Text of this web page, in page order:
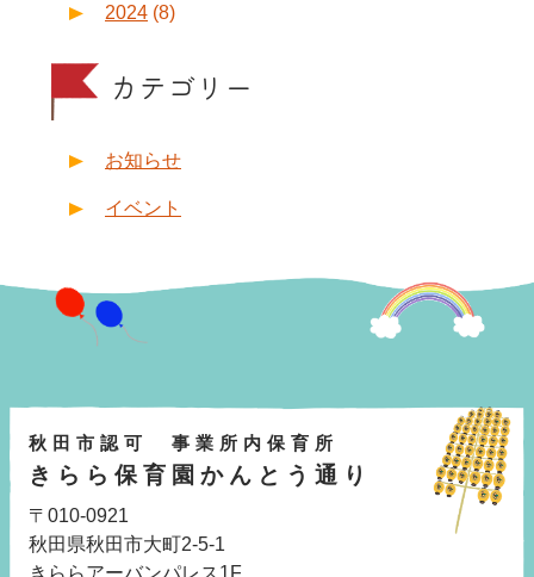
2024 (8)
カテゴリー
お知らせ
イベント
秋田市認可 事業所内保育所
きらら保育園かんとう通り
〒010-0921
秋田県秋田市大町2-5-1
きららアーバンパレス1F